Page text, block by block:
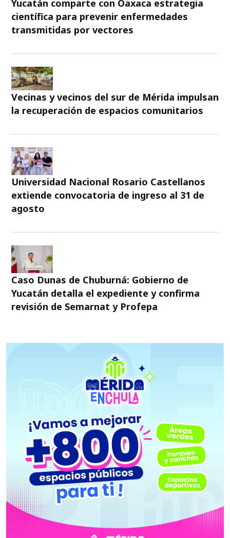
Yucatán comparte con Oaxaca estrategia
científica para prevenir enfermedades
transmitidas por vectores
Vecinas y vecinos del sur de Mérida impulsan
la recuperación de espacios comunitarios
Universidad Nacional Rosario Castellanos
extiende convocatoria de ingreso al 31 de
agosto
Caso Dunas de Chuburná: Gobierno de
Yucatán detalla el expediente y confirma
revisión de Semarnat y Profepa